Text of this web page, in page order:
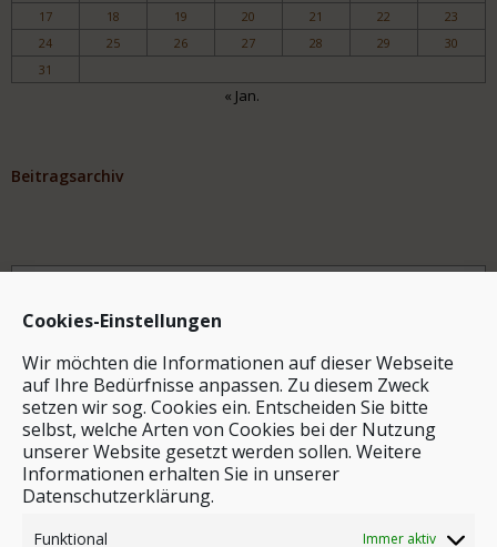
Cookies-Einstellungen
Wir möchten die Informationen auf dieser Webseite
auf Ihre Bedürfnisse anpassen. Zu diesem Zweck
setzen wir sog. Cookies ein. Entscheiden Sie bitte
selbst, welche Arten von Cookies bei der Nutzung
unserer Website gesetzt werden sollen. Weitere
Informationen erhalten Sie in unserer
Datenschutzerklärung.
Funktional Immer aktiv
17
18 19 20 21 22
23
24
25 26 27 28 29
30
31
« Jan.
Beitragsarchiv
Archiv
Stichwortsuche